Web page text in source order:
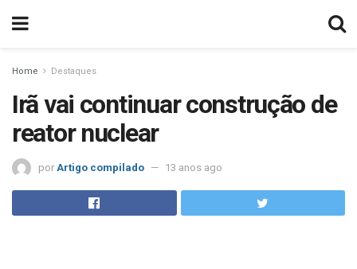
Home Destaques
Irã vai continuar construção de
reator nuclear
por Artigo compilado 13 anos ago